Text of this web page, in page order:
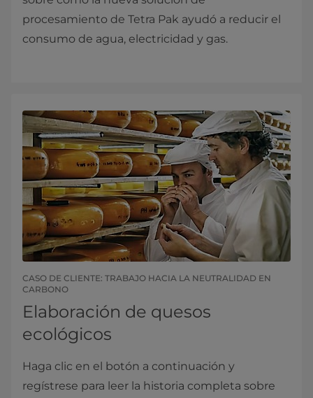
procesamiento de Tetra Pak ayudó a reducir el
consumo de agua, electricidad y gas.
CASO DE CLIENTE: TRABAJO HACIA LA NEUTRALIDAD EN
CARBONO
Elaboración de quesos
ecológicos
Haga clic en el botón a continuación y
regístrese para leer la historia completa sobre